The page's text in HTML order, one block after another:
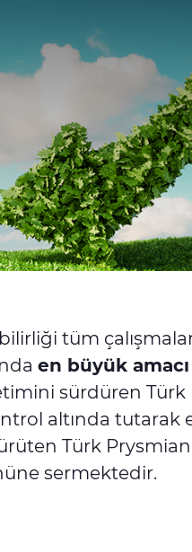
tüm
en büyük
sürdüren
altında tutarak
Türk
sermektedir.